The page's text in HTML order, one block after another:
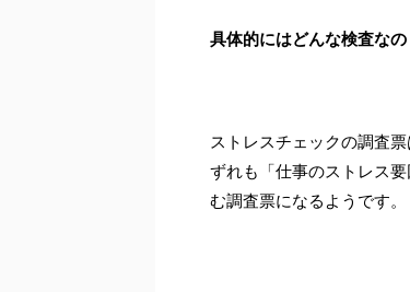
具体的にはどんな検査なの
ストレスチェックの調査
ずれも「仕事のストレス
む調査票になるようです。